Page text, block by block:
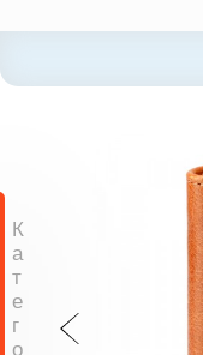
К
а
т
е
г
о